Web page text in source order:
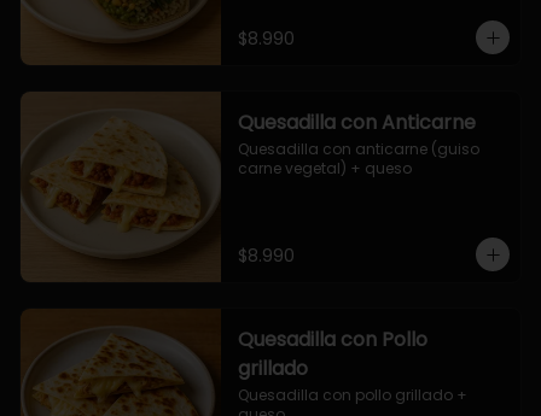
$8.990
Quesadilla con Anticarne
Quesadilla con anticarne (guiso
carne vegetal) + queso
$8.990
Quesadilla con Pollo
grillado
Quesadilla con pollo grillado +